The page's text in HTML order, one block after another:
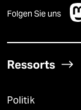
Folgen Sie uns
Ressorts
Politik